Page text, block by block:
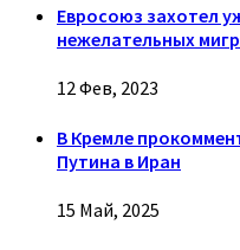
Евросоюз захотел
нежелательных
12 Фев, 2023
В Кремле
Путина в Иран
15 Май, 2025